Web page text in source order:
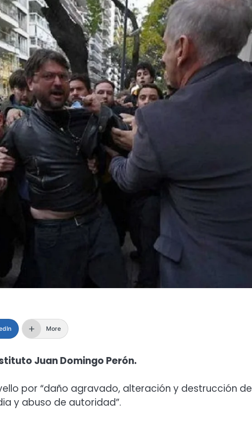
More
Juan Domingo Perón.
por “daño agravado, alteración y destrucción de
y abuso de autoridad”.